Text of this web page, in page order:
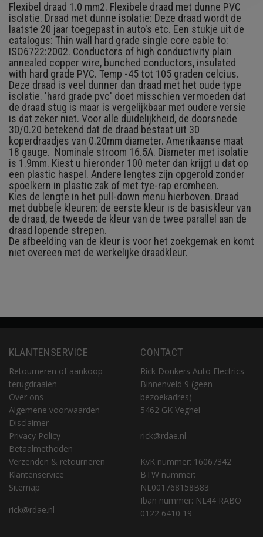
Flexibel draad 1.0 mm2. Flexibele draad met dunne PVC
isolatie. Draad met dunne isolatie: Deze draad wordt de
laatste 20 jaar toegepast in auto's etc. Een stukje uit de
catalogus: Thin wall hard grade single core cable to:
ISO6722:2002. Conductors of high conductivity plain
annealed copper wire, bunched conductors, insulated
with hard grade PVC. Temp -45 tot 105 graden celcius.
Deze draad is veel dunner dan draad met het oude type
isolatie. 'hard grade pvc' doet misschien vermoeden dat
de draad stug is maar is vergelijkbaar met oudere versie
is dat zeker niet. Voor alle duidelijkheid, de doorsnede
30/0.20 betekend dat de draad bestaat uit 30
koperdraadjes van 0.20mm diameter. Amerikaanse maat
18 gauge. Nominale stroom 16.5A. Diameter met isolatie
is 1.9mm. Kiest u hieronder 100 meter dan krijgt u dat op
een plastic haspel. Andere lengtes zijn opgerold zonder
spoelkern in plastic zak of met tye-rap eromheen.
Kies de lengte in het pull-down menu hierboven. Draad
met dubbele kleuren: de eerste kleur is de basiskleur van
de draad, de tweede de kleur van de twee parallel aan de
draad lopende strepen.
De afbeelding van de kleur is voor het zoekgemak en komt
niet overeen met de werkelijke draadkleur.
KLANTENSERVICE
Retourneren of aankoop
terugdraaien
Over ons
Algemene voorwaarden
Disclaimer
Privacy Policy
Betaalmethoden
Verzenden & retourneren
Klantenservice
Sitemap
rick@rdae.nl
CONTACT
Rick Donkers Auto Electrics
Binnenveld 9 (geen
bezoekadres)
5462 GK Veghel
rick@rdae.nl
KvK nummer: 16067342
BTW nummer:
NL001768158B83
Iban nummer: NL44 RABO
0122 6410 19